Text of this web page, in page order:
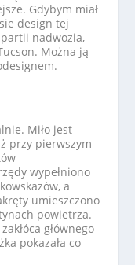
Gdybym miał
design tej
nadwozia,
Można ją
Miło jest
przy pierwszym
wypełniono
a
umieszczono
powietrza.
głównego
pokazała co